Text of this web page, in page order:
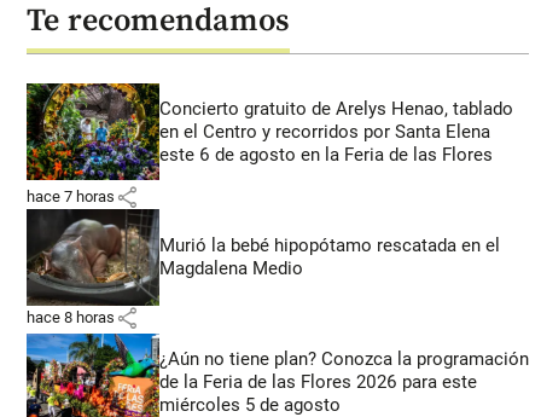
Te recomendamos
Concierto gratuito de Arelys Henao, tablado
en el Centro y recorridos por Santa Elena
este 6 de agosto en la Feria de las Flores
hace 7 horas share
Murió la bebé hipopótamo rescatada en el
Magdalena Medio
hace 8 horas share
¿Aún no tiene plan? Conozca la programación
de la Feria de las Flores 2026 para este
miércoles 5 de agosto